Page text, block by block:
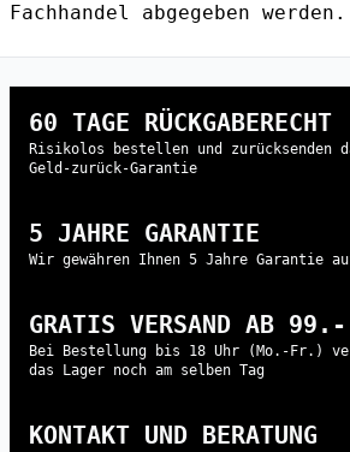
Fachhandel abgegeben werden.
60 TAGE RÜCKGABERECHT
Risikolos bestellen und zurücksenden
Geld-zurück-Garantie
5 JAHRE GARANTIE
Wir gewähren Ihnen 5 Jahre Garantie
GRATIS VERSAND AB 99.-
Bei Bestellung bis 18 Uhr (Mo.-Fr.)
das Lager noch am selben Tag
KONTAKT UND BERATUNG